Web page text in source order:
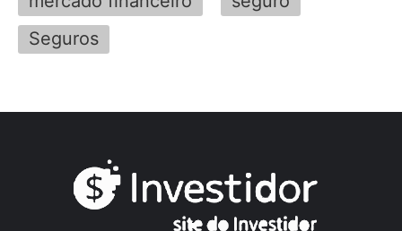
Seguros